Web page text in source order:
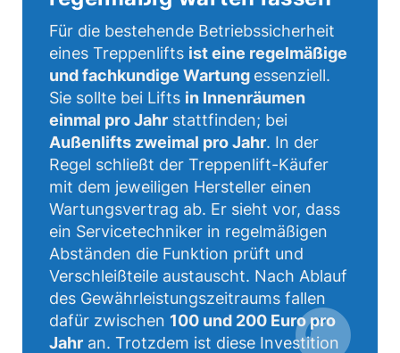
Für die bestehende Betriebssicherheit
eines Treppenlifts ist eine regelmäßige
und fachkundige Wartung essenziell.
Sie sollte bei Lifts in Innenräumen
einmal pro Jahr stattfinden; bei
Außenlifts zweimal pro Jahr. In der
Regel schließt der Treppenlift-Käufer
mit dem jeweiligen Hersteller einen
Wartungsvertrag ab. Er sieht vor, dass
ein Servicetechniker in regelmäßigen
Abständen die Funktion prüft und
Verschleißteile austauscht. Nach Ablauf
des Gewährleistungszeitraums fallen
dafür zwischen 100 und 200 Euro pro
Jahr an. Trotzdem ist diese Investition